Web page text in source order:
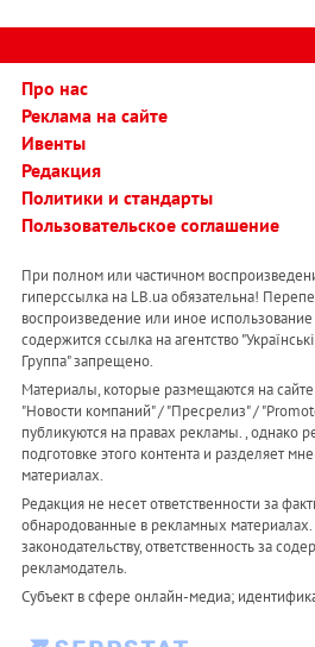
Про нас
Реклама на сайте
Ивенты
Редакция
Политики и стандарты
Пользовательское соглашение
При полном или частичном
гиперссылка на LB.ua обязательна!
воспроизведение или иное
содержится ссылка на агентство
Группа" запрещено.
Материалы, которые размещаются на
"Новости компаний" / "Пресрелиз" /
публикуются на правах рекламы. , однако
подготовке этого контента и разделяет
материалах.
Редакция не несет ответственности за
обнародованные в рекламных материалах.
законодательству, ответственность за
рекламодатель.
Субъект в сфере онлайн-медиа;